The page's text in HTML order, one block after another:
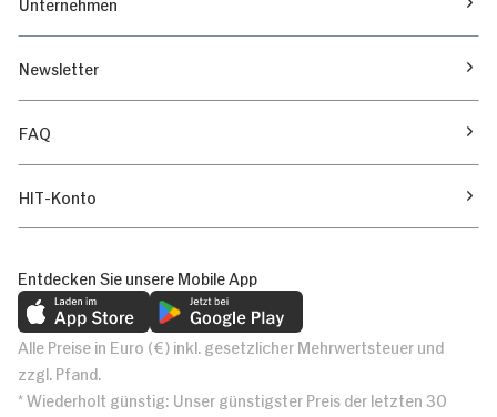
Newsletter
FAQ
HIT-Konto
Entdecken Sie unsere Mobile App
Alle Preise in Euro (€) inkl. gesetzlicher Mehrwertsteuer und
zzgl. Pfand.
* Wiederholt günstig: Unser günstigster Preis der letzten 30